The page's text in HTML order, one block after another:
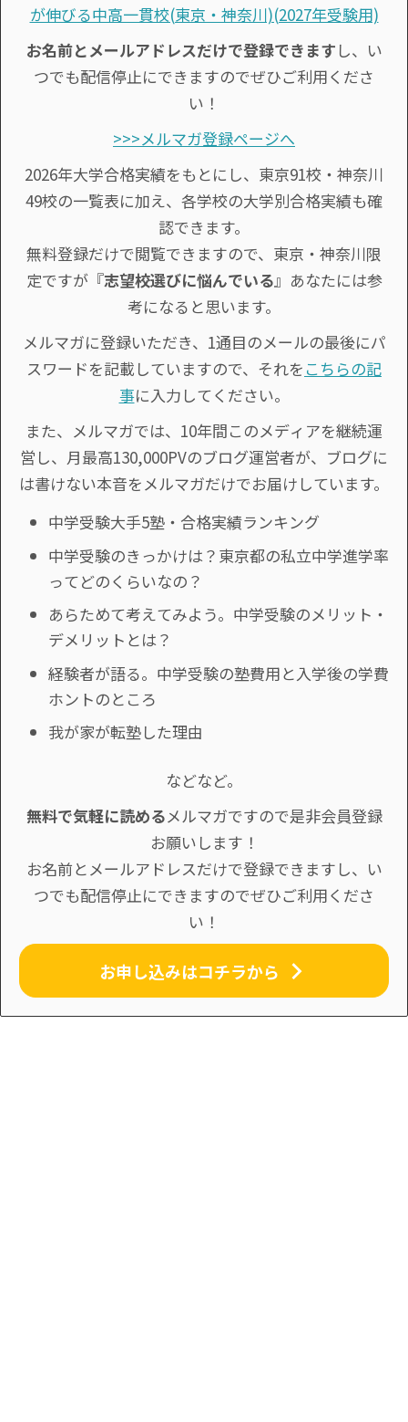
が伸びる中高一貫校(東京・神奈川)(2027年受験用)
お名前とメールアドレスだけで登録できます し、い
つでも配信停止にできますのでぜひご利用くださ
い！
>>>メルマガ登録ページへ
2026年大学合格実績をもとにし、東京91校・神奈川
49校の一覧表に加え、各学校の大学別合格実績も確
認できます。
無料登録だけで閲覧できますので、東京・神奈川限
定ですが『志望校選びに悩んでいる』あなたには参
考になると思います。
メルマガに登録いただき、1通目のメールの最後にパ
スワードを記載していますので、それを こちらの記
事に入力してください。
また、メルマガでは、10年間このメディアを継続運
営し、月最高130,000PVのブログ運営者が、ブログに
は書けない本音をメルマガだけでお届けしています。
中学受験大手5塾・合格実績ランキング
中学受験のきっかけは？東京都の私立中学進学率
ってどのくらいなの？
あらためて考えてみよう。中学受験のメリット・
デメリットとは？
経験者が語る。中学受験の塾費用と入学後の学費
ホントのところ
我が家が転塾した理由
などなど。
無料で気軽に読めるメルマガですので是非会員登録
お願いします！
お名前とメールアドレスだけで登録できますし、い
つでも配信停止にできますのでぜひご利用くださ
い！
お申し込みはコチラから